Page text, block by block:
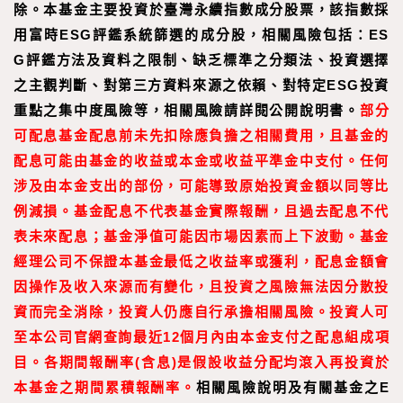
除。本基金主要投資於臺灣永續指數成分股票，該指數採
用富時ESG評鑑系統篩選的成分股，相關風險包括：ES
G評鑑方法及資料之限制、缺乏標準之分類法、投資選擇
之主觀判斷、對第三方資料來源之依賴、對特定ESG投資
重點之集中度風險等，相關風險請詳閱公開說明書。 部分
可配息基金配息前未先扣除應負擔之相關費用，且基金的
配息可能由基金的收益或本金或收益平準金中支付。任何
涉及由本金支出的部份，可能導致原始投資金額以同等比
例減損。基金配息不代表基金實際報酬，且過去配息不代
表未來配息；基金淨值可能因市場因素而上下波動。基金
經理公司不保證本基金最低之收益率或獲利，配息金額會
因操作及收入來源而有變化，且投資之風險無法因分散投
資而完全消除，投資人仍應自行承擔相關風險。投資人可
至本公司官網 查詢最近12個月內由本金支付之配息組成項
目。 各期間報酬率(含息)是假設收益分配均滾入再投資於
本基金之期間累積報酬率。相關風險說明及有關基金之E